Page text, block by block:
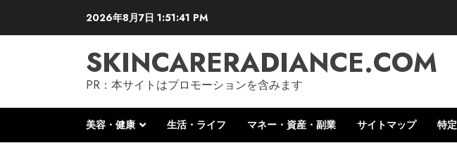
2026年8月7日 1:51:42 PM
SKINCARERADIANCE.COM
PR：本サイトはプロモーションを含みます
美容・健康 生活・ライフ マネー・資産・副業 サイトマップ 特